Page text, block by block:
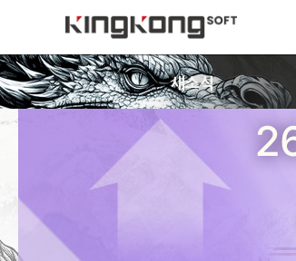
새소식
공지사항
이벤트